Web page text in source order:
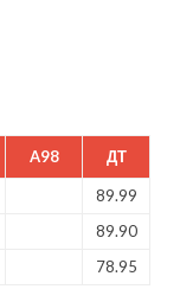
A98 ДТ
89.99
89.90
78.95